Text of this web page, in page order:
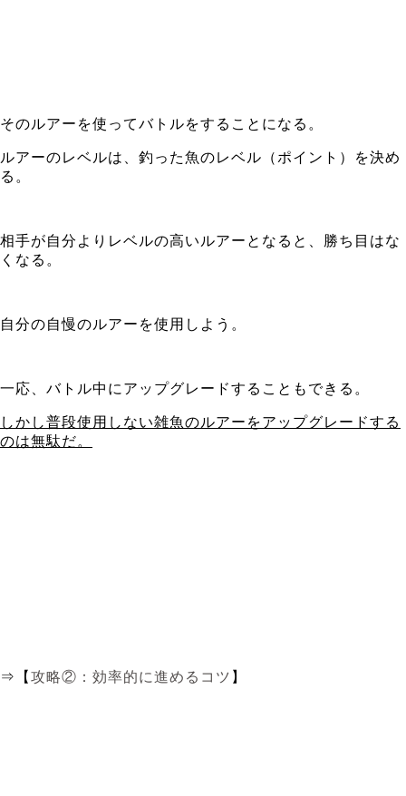
そのルアーを使ってバトルをすることになる。
ルアーのレベルは、釣った魚のレベル（ポイント）を決め
る。
相手が自分よりレベルの高いルアーとなると、勝ち目はな
くなる。
自分の自慢のルアーを使用しよう。
一応、バトル中にアップグレードすることもできる。
しかし普段使用しない雑魚のルアーをアップグレードする
のは無駄だ。
⇒【 攻略②： 効率的に進めるコツ 】